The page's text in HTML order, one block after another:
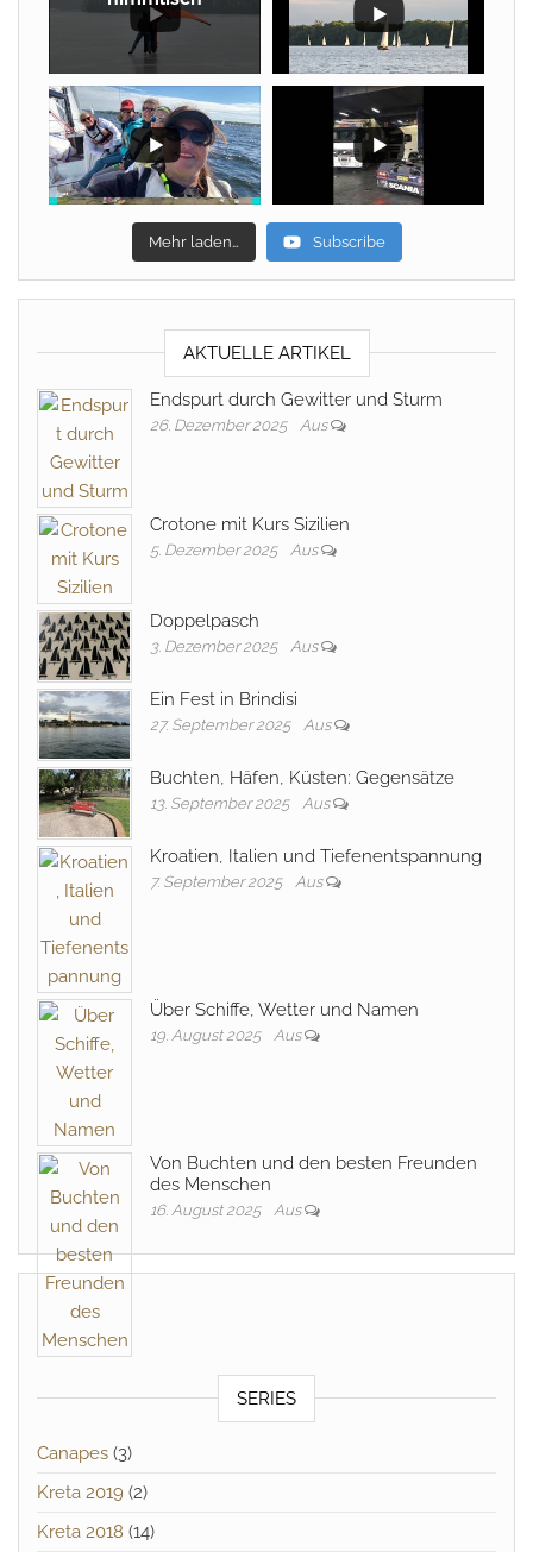
Mehr laden… Subscribe
AKTUELLE ARTIKEL
Endspurt durch Gewitter und Sturm
26. Dezember 2025 Aus
Crotone mit Kurs Sizilien
5. Dezember 2025 Aus
Doppelpasch
3. Dezember 2025 Aus
Ein Fest in Brindisi
27. September 2025 Aus
Buchten, Häfen, Küsten: Gegensätze
13. September 2025 Aus
Kroatien, Italien und Tiefenentspannung
7. September 2025 Aus
Über Schiffe, Wetter und Namen
19. August 2025 Aus
Von Buchten und den besten Freunden
des Menschen
16. August 2025 Aus
SERIES
Canapes (3)
Kreta 2019 (2)
Kreta 2018 (14)